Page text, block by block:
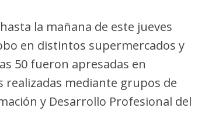
la mañana de este jueves
en distintos supermercados y
50 fueron apresadas en
mediante grupos de
y Desarrollo Profesional del